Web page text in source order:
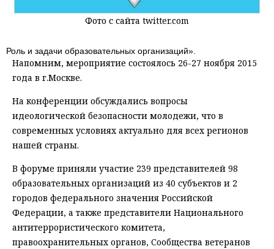
Фото с сайта twitter.com
Роль и задачи образовательных организаций».
Напомним, мероприятие состоялось 26-27 ноября 2015
года в г.Москве.
На конференции обсуждались вопросы
идеологической безопасности молодежи, что в
современных условиях актуально для всех регионов
нашей страны.
В форуме приняли участие 239 представителей 98
образовательных организаций из 40 субъектов и 2
городов федерального значения Российской
Федерации, а также представители Национального
антитеррористического комитета,
правоохранительных органов, Сообщества ветеранов